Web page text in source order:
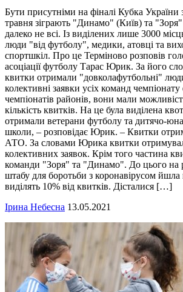
Бути присутніми на фіналі Кубка України
травня зіграють "Динамо" (Київ) та
далеко не всі. Із виділених лише 3000
люди "від футболу", медики, атовці та
спортшкіл. Про це Терміново розповів
асоціації футболу Тарас Юрик. За його
квитки отримали "довколафутбольні"
колективні заявки усіх команд чемпіонату
чемпіонатів районів, вони мали
кількість квитків. На це була виділена
отримали ветерани футболу та дитячо-
школи, – розповідає Юрик. – Квитки
АТО. За словами Юрика квитки
колективних заявок. Крім того частина
команди "Зоря" та "Динамо". До цього на
штабу для боротьби з коронавірусом
виділять 10% від квитків. Дісталися […]
Ірина Небесна 13.05.2021